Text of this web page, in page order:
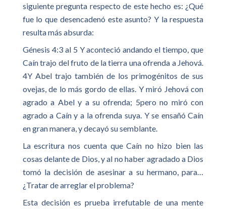
siguiente pregunta respecto de este hecho es: ¿Qué
fue lo que desencadenó este asunto? Y la respuesta
resulta más absurda:
Génesis 4:3 al 5 Y aconteció andando el tiempo, que
Caín trajo del fruto de la tierra una ofrenda a Jehová.
4Y Abel trajo también de los primogénitos de sus
ovejas, de lo más gordo de ellas. Y miró Jehová con
agrado a Abel y a su ofrenda; 5pero no miró con
agrado a Caín y a la ofrenda suya. Y se ensañó Caín
en gran manera, y decayó su semblante.
La escritura nos cuenta que Caín no hizo bien las
cosas delante de Dios, y al no haber agradado a Dios
tomó la decisión de asesinar a su hermano, para…
¿Tratar de arreglar el problema?
Esta decisión es prueba irrefutable de una mente